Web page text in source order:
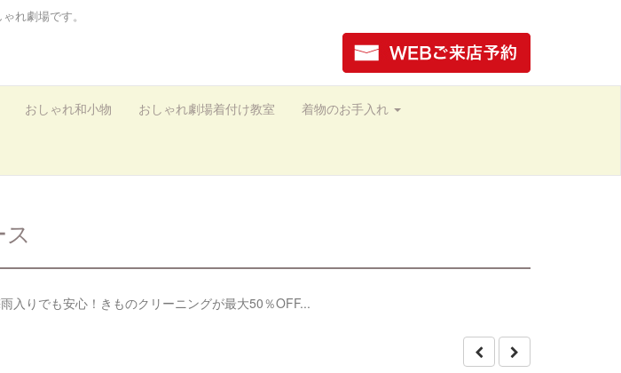
れ劇場です。
おしゃれ和小物 おしゃれ劇場着付け教室 着物のお手入れ
入りでも安心！きものクリーニングが最大50％OFF...